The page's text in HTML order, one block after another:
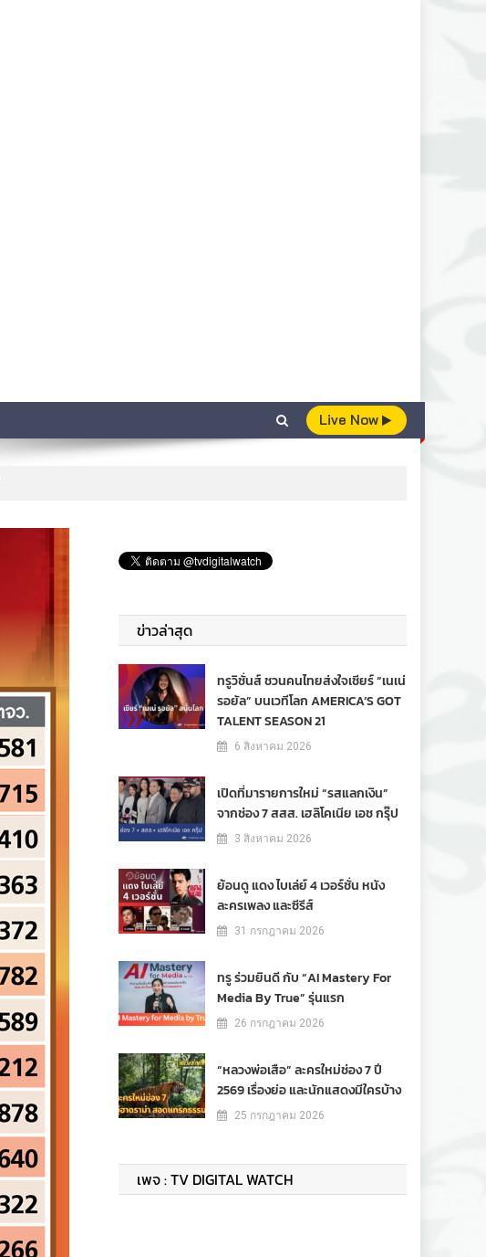
Live Now
ข่าวล่าสุด
ทรูวิชั่นส์ ชวนคนไทยส่งใจเชียร์ “เนเน่
รอยัล” บนเวทีโลก AMERICA’S GOT
TALENT SEASON 21
6 สิงหาคม 2026
เปิดที่มารายการใหม่ “รสแลกเงิน”
จากช่อง 7 สสส. เฮลิโคเนีย เอช กรุ๊ป
3 สิงหาคม 2026
ย้อนดู แดง ไบเล่ย์ 4 เวอร์ชั่น หนัง
ละครเพลง และซีรีส์
31 กรกฎาคม 2026
ทรู ร่วมยินดี กับ “AI Mastery For
Media By True” รุ่นแรก
26 กรกฎาคม 2026
“หลวงพ่อเสือ” ละครใหม่ช่อง 7 ปี
2569 เรื่องย่อ และนักแสดงมีใครบ้าง
25 กรกฎาคม 2026
เพจ : TV DIGITAL WATCH